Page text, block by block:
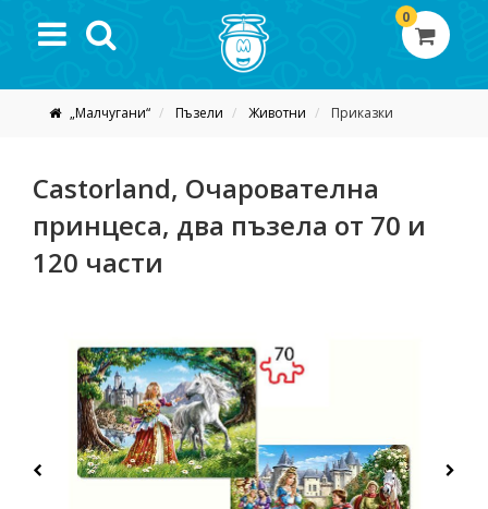
0
„Малчугани“ Пъзели Животни Приказки
Castorland, Очарователна
принцеса, два пъзела от 70 и
120 части